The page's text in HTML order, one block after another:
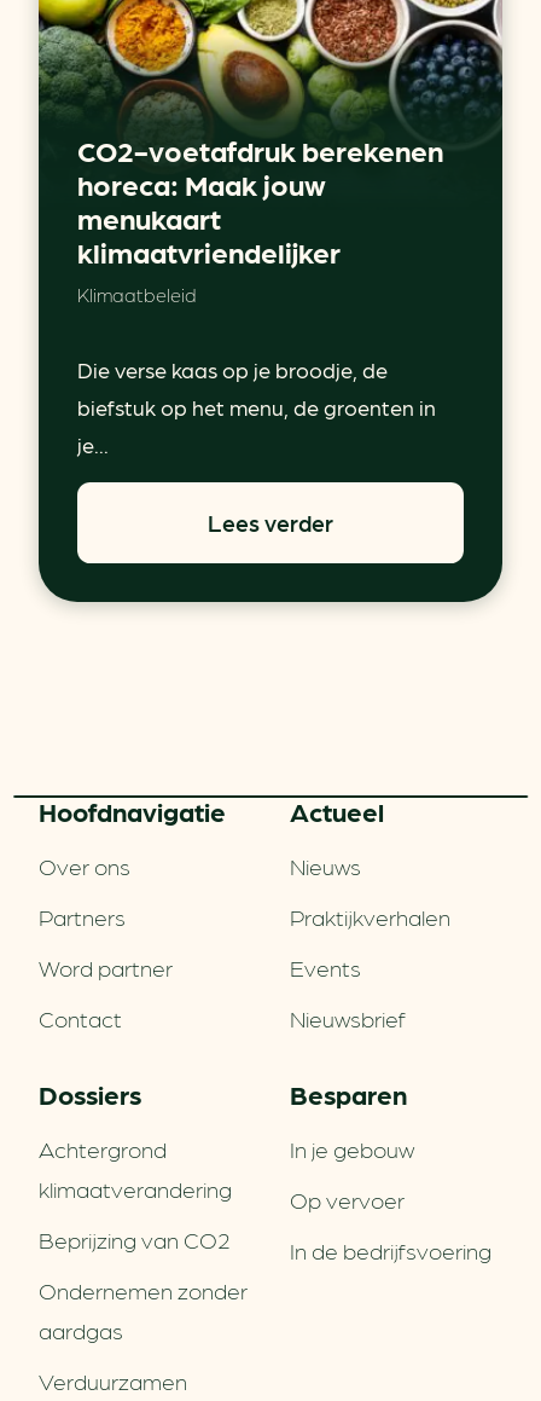
CO2-voetafdruk berekenen
horeca: Maak jouw
menukaart
klimaatvriendelijker
Klimaatbeleid
Die verse kaas op je broodje, de
biefstuk op het menu, de groenten in
je...
Lees verder
Hoofd­navigatie
Over ons
Partners
Word partner
Contact
Actueel
Nieuws
Praktijkverhalen
Events
Nieuwsbrief
Dossiers
Achtergrond
klimaatverandering
Beprijzing van CO2
Ondernemen zonder
aardgas
Verduurzamen
Besparen
In je gebouw
Op vervoer
In de bedrijfsvoering